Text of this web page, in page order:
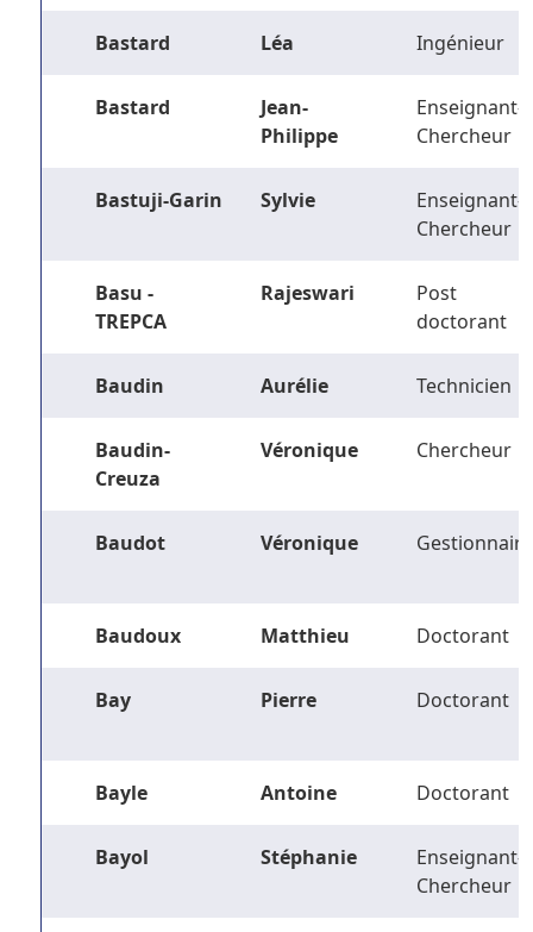
Bastard Léa Ingénieur
Bastard
Jean-
Philippe
Enseignant-
Chercheur
Bastuji-Garin Sylvie
Enseignant-
Chercheur
Basu -
TREPCA
Rajeswari
Post
doctorant
Baudin Aurélie Technicien
Baudin-
Creuza
Véronique Chercheur
Baudot Véronique Gestionnaire
Baudoux Matthieu Doctorant
Bay Pierre Doctorant
Bayle Antoine Doctorant
Bayol Stéphanie
Enseignant-
Chercheur